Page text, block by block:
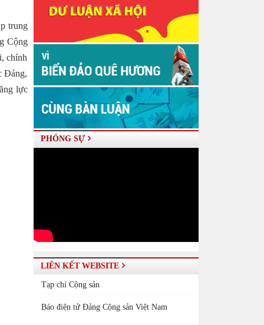
trung
Cộng
chính
Đảng,
lực
PHÓNG SỰ
LIÊN KẾT WEBSITE
Tạp chí Cộng sản
Báo điện tử Đảng Cộng sản Việt Nam